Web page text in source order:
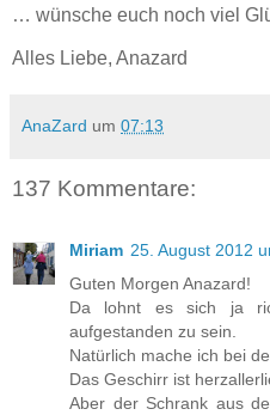
… wünsche euch noch viel
Alles Liebe, Anazard
AnaZard um 07:13
137 Kommentare:
Miriam 25. August 2012
Guten Morgen Anazard!
Da lohnt es sich ja
aufgestanden zu sein.
Natürlich mache ich bei
Das Geschirr ist
Aber der Schrank aus